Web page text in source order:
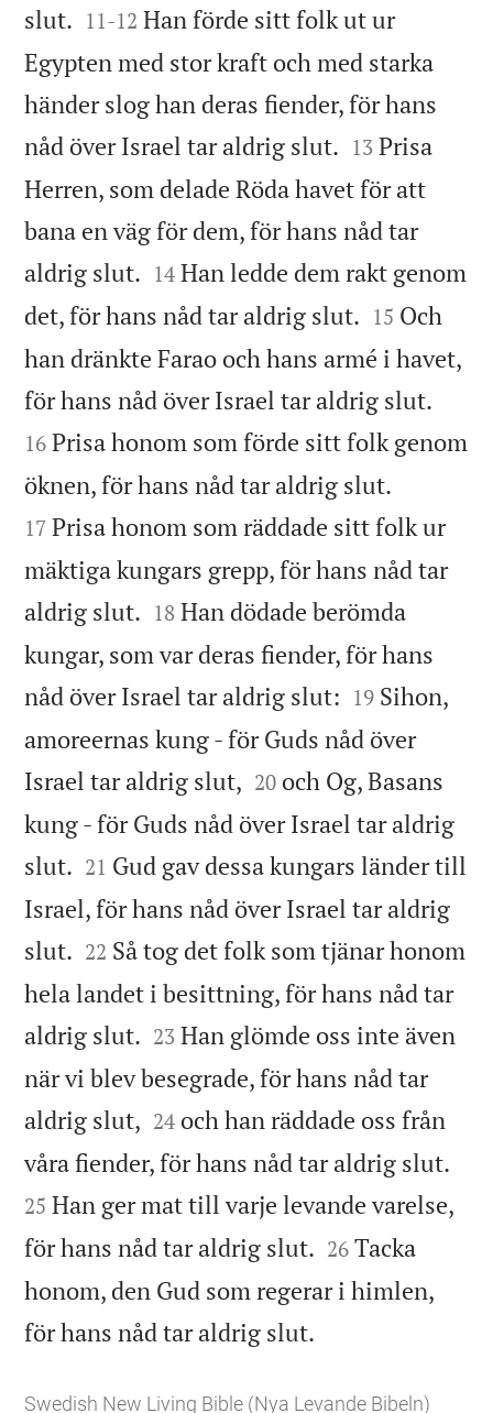
slut. 

11-12 Han förde sitt folk ut ur
Egypten med stor kraft och med starka
händer slog han deras fiender, för hans
nåd över Israel tar aldrig slut. 

13 Prisa
Herren, som delade Röda havet för att
bana en väg för dem, för hans nåd tar
aldrig slut. 

14 Han ledde dem rakt genom
det, för hans nåd tar aldrig slut. 

15 Och
han dränkte Farao och hans armé i havet,
för hans nåd över Israel tar aldrig slut.
16 Prisa honom som förde sitt folk genom
öknen, för hans nåd tar aldrig slut.
17 Prisa honom som räddade sitt folk ur
mäktiga kungars grepp, för hans nåd tar
aldrig slut. 

18 Han dödade berömda
kungar, som var deras fiender, för hans
nåd över Israel tar aldrig slut: 

19 Sihon,
amoreernas kung - för Guds nåd över
Israel tar aldrig slut, 

20 och Og, Basans
kung - för Guds nåd över Israel tar aldrig
slut. 

21 Gud gav dessa kungars länder till
Israel, för hans nåd över Israel tar aldrig
slut. 

22 Så tog det folk som tjänar honom
hela landet i besittning, för hans nåd tar
aldrig slut. 

23 Han glömde oss inte även
när vi blev besegrade, för hans nåd tar
aldrig slut, 

24 och han räddade oss från
våra fiender, för hans nåd tar aldrig slut.
25 Han ger mat till varje levande varelse,
för hans nåd tar aldrig slut. 

26 Tacka
honom, den Gud som regerar i himlen,
för hans nåd tar aldrig slut.
Swedish New Living Bible (Nya Levande Bibeln)